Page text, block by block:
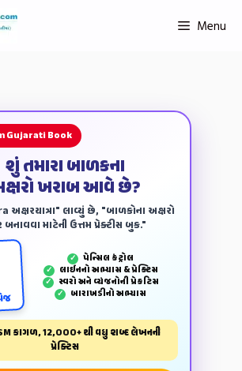
Menu
Gujarati Book
શું તમારા બાળકના
ખરાબ આવે છે?
અક્ષરયાત્રા" લાવ્યું છે, "બાળકોના અક્ષરો
બનાવવા માટેની ઉત્તમ પ્રેક્ટીસ બુક."
✓ પેન્‍સિલ કંટ્રોલ
✓ લાઈનનો અભ્યાસ & પ્રેક્ટિસ
✓ સ્વરો અને વ્યંજનોની પ્રેકટિસ
✓ બારાખડીનો અભ્યાસ
કાગળ, 12,000+ થી વધુ શબ્દ લેખનની
પ્રેક્ટિસ